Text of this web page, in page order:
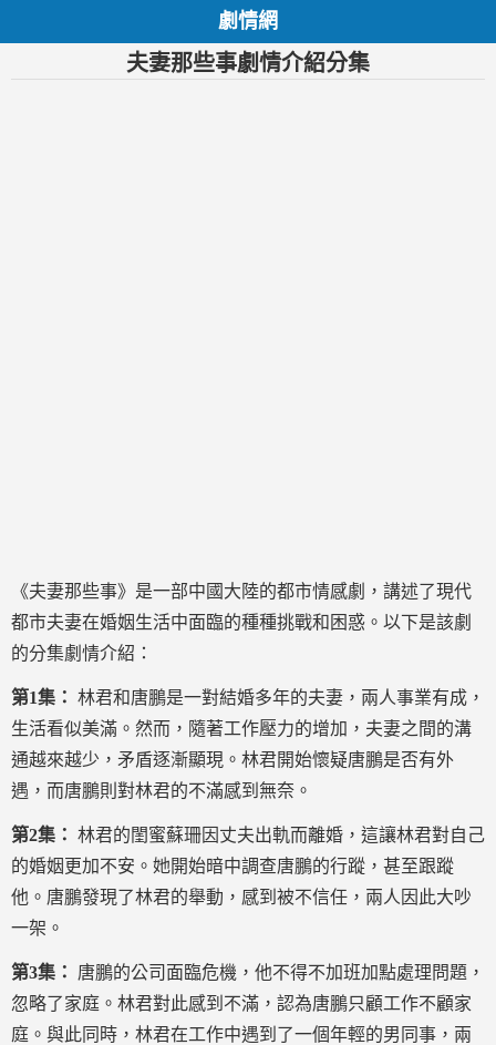
劇情網
夫妻那些事劇情介紹分集
《夫妻那些事》是一部中國大陸的都市情感劇，講述了現代
都市夫妻在婚姻生活中面臨的種種挑戰和困惑。以下是該劇
的分集劇情介紹：
第1集： 林君和唐鵬是一對結婚多年的夫妻，兩人事業有成，
生活看似美滿。然而，隨著工作壓力的增加，夫妻之間的溝
通越來越少，矛盾逐漸顯現。林君開始懷疑唐鵬是否有外
遇，而唐鵬則對林君的不滿感到無奈。
第2集： 林君的閨蜜蘇珊因丈夫出軌而離婚，這讓林君對自己
的婚姻更加不安。她開始暗中調查唐鵬的行蹤，甚至跟蹤
他。唐鵬發現了林君的舉動，感到被不信任，兩人因此大吵
一架。
第3集：
唐鵬的公司面臨危機，他不得不加班加點處理問題，
忽略了家庭。林君對此感到不滿，認為唐鵬只顧工作不顧家
庭。與此同時，林君在工作中遇到了一個年輕的男同事，兩